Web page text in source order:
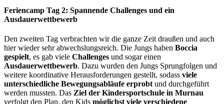
Feriencamp Tag 2: Spannende Challenges und ein
Ausdauerwettbewerb
Den zweiten Tag verbrachten wir die ganze Zeit draußen und auch
hier wieder sehr abwechslungsreich. Die Jungs haben Boccia
gespielt, es gab viele Challenges und sogar einen
Ausdauerwettbewerb. Dazu wurden den Jungs Sprungfolgen und
weitere koordinative Herausforderungen gestellt, sodass viele
unterschiedliche Bewegungsabläufe erprobt und durchgeführt
werden mussten. Das Ziel der Kindersportschule in Murnau
verfolgt den Plan, den Kids möglichst viele verschiedene